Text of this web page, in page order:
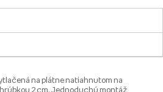
na plátne natiahnutom na
2 cm. Jednoduchú montáž